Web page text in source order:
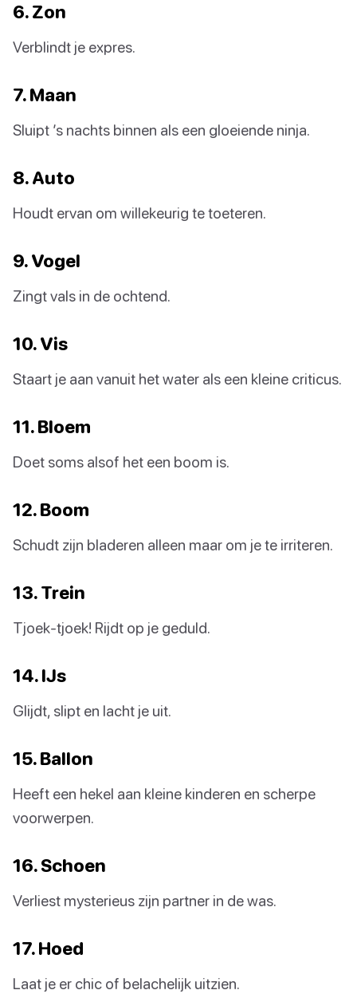
6. Zon
Verblindt je expres.
7. Maan
Sluipt ’s nachts binnen als een gloeiende ninja.
8. Auto
Houdt ervan om willekeurig te toeteren.
9. Vogel
Zingt vals in de ochtend.
10. Vis
Staart je aan vanuit het water als een kleine criticus.
11. Bloem
Doet soms alsof het een boom is.
12. Boom
Schudt zijn bladeren alleen maar om je te irriteren.
13. Trein
Tjoek-tjoek! Rijdt op je geduld.
14. IJs
Glijdt, slipt en lacht je uit.
15. Ballon
Heeft een hekel aan kleine kinderen en scherpe
voorwerpen.
16. Schoen
Verliest mysterieus zijn partner in de was.
17. Hoed
Laat je er chic of belachelijk uitzien.